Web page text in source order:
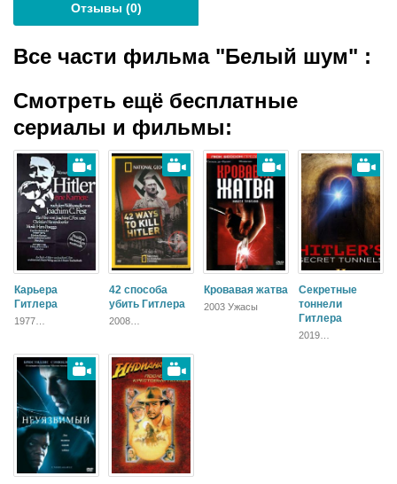
Отзывы (0)
Все части фильма "Белый шум" :
Смотреть ещё бесплатные
сериалы и фильмы:
Карьера
Гитлера
1977
42 способа
убить Гитлера
2008
Кровавая жатва
2003 Ужасы
Секретные
тоннели
Гитлера
2019